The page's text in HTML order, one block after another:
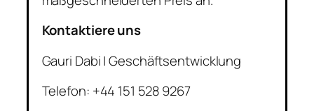
Kontaktiere uns
Gauri Dabi | Geschäftsentwicklung
Telefon: +44 151 528 9267